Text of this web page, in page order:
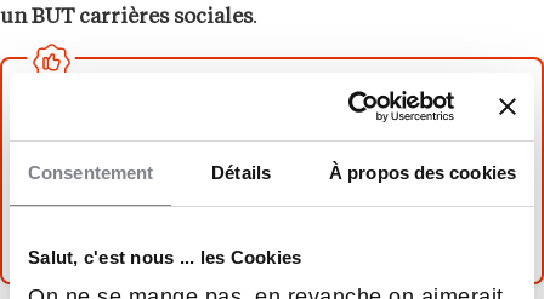
Consentement Détails À propos des cookies
Salut, c'est nous ... les Cookies
un BUT carrières sociales.
BTS ou BUT : avantages, débouchés… on